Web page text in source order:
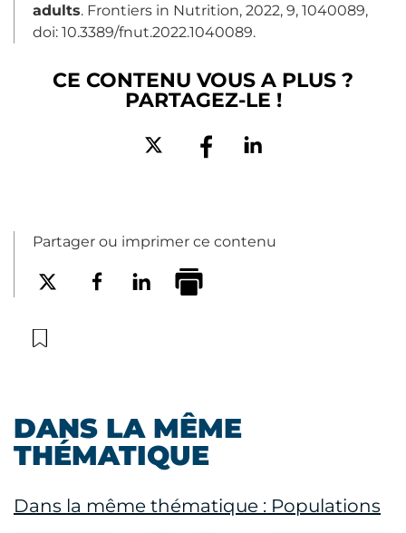
adults. Frontiers in Nutrition, 2022, 9, 1040089,
doi: 10.3389/fnut.2022.1040089.
CE CONTENU VOUS A PLUS ?
PARTAGEZ-LE !
Partager ou imprimer ce contenu
DANS LA MÊME
THÉMATIQUE
Dans la même thématique : Populations